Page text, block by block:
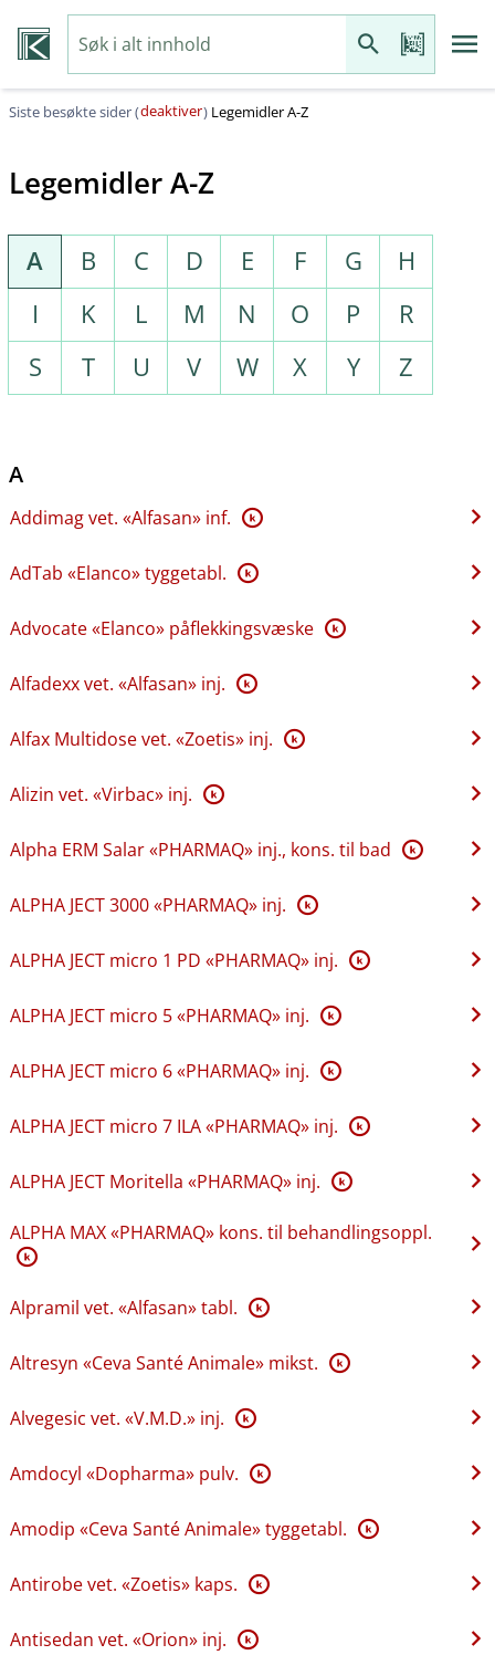
Siste besøkte sider (deaktiver) Legemidler A-Z
Legemidler A-Z
A B C D E F G
H
I
K L M N O P
R
S
T U V W X Y Z
A
Addimag vet. «Alfasan» inf. K
AdTab «Elanco» tyggetabl. K
Advocate «Elanco» påflekkingsvæske K
Alfadexx vet. «Alfasan» inj. K
Alfax Multidose vet. «Zoetis» inj. K
Alizin vet. «Virbac» inj. K
Alpha ERM Salar «PHARMAQ» inj., kons. til bad K
ALPHA JECT 3000 «PHARMAQ» inj. K
ALPHA JECT micro 1 PD «PHARMAQ» inj. K
ALPHA JECT micro 5 «PHARMAQ» inj. K
ALPHA JECT micro 6 «PHARMAQ» inj. K
ALPHA JECT micro 7 ILA «PHARMAQ» inj. K
ALPHA JECT Moritella «PHARMAQ» inj. K
ALPHA MAX «PHARMAQ» kons. til behandlingsoppl.
K
Alpramil vet. «Alfasan» tabl. K
Altresyn «Ceva Santé Animale» mikst. K
Alvegesic vet. «V.M.D.» inj. K
Amdocyl «Dopharma» pulv. K
Amodip «Ceva Santé Animale» tyggetabl. K
Antirobe vet. «Zoetis» kaps. K
Antisedan vet. «Orion» inj. K